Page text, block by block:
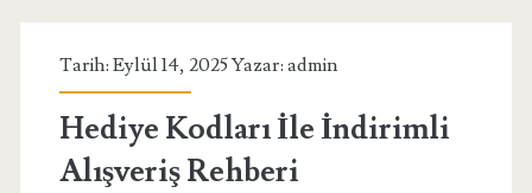
Tarih: Eylül 14, 2025 Yazar: admin
Hediye Kodları İle İndirimli
Alışveriş Rehberi